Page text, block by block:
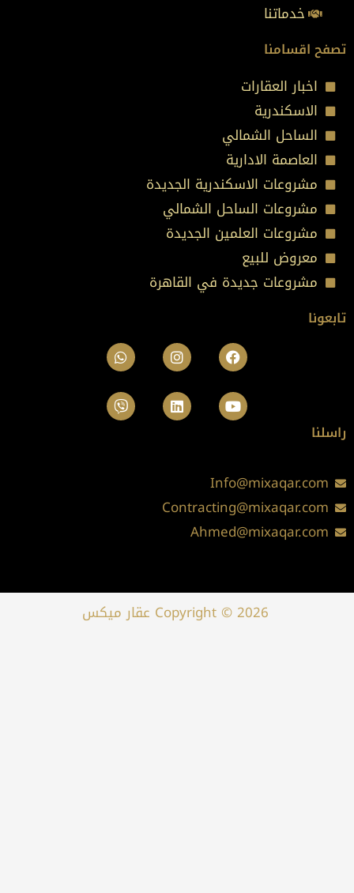
خدماتنا
تصفح اقسامنا
اخبار العقارات
الاسكندرية
الساحل الشمالي
العاصمة الادارية
مشروعات الاسكندرية الجديدة
مشروعات الساحل الشمالي
مشروعات العلمين الجديدة
معروض للبيع
مشروعات جديدة في القاهرة
تابعونا
Facebook
Instagram
Whatsapp Youtube
Linkedin
Viber
راسلنا
Info@mixaqar.com
Contracting@mixaqar.com
Ahmed@mixaqar.com
Copyright © 2026 عقار ميكس